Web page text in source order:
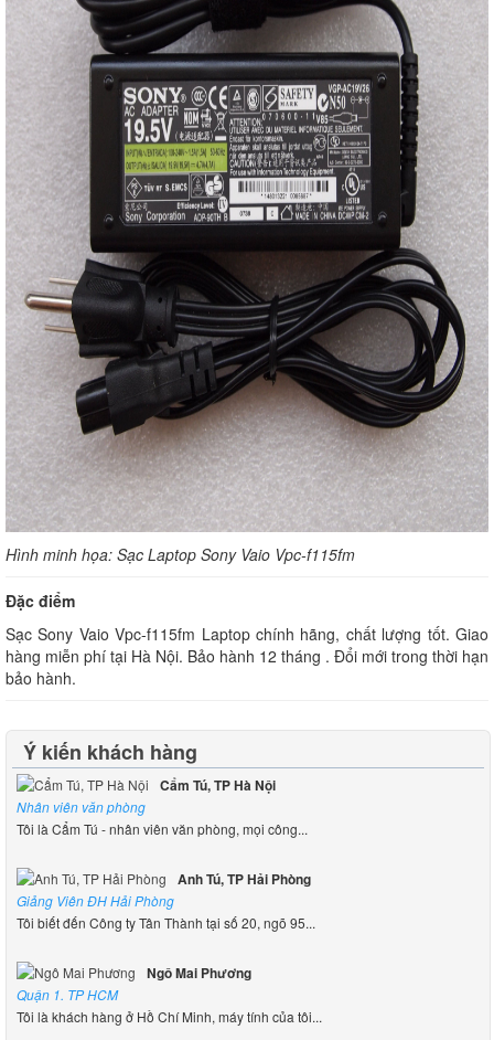
Hình minh họa: Sạc Laptop Sony Vaio Vpc-f115fm
Đặc điểm
Sạc Sony Vaio Vpc-f115fm Laptop chính hãng, chất lượng tốt. Giao
hàng miễn phí tại Hà Nội. Bảo hành 12 tháng . Đổi mới trong thời hạn
bảo hành.
Ý kiến khách hàng
Cẩm Tú, TP Hà Nội
Nhân viên văn phòng
Tôi là Cẩm Tú - nhân viên văn phòng, mọi công...
Anh Tú, TP Hải Phòng
Giảng Viên ĐH Hải Phòng
Tôi biết đến Công ty Tân Thành tại số 20, ngõ 95...
Ngô Mai Phương
Quận 1. TP HCM
Tôi là khách hàng ở Hồ Chí Minh, máy tính của tôi...